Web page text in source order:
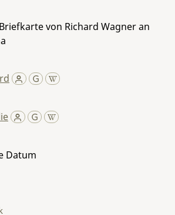
von Richard Wagner an
Datum